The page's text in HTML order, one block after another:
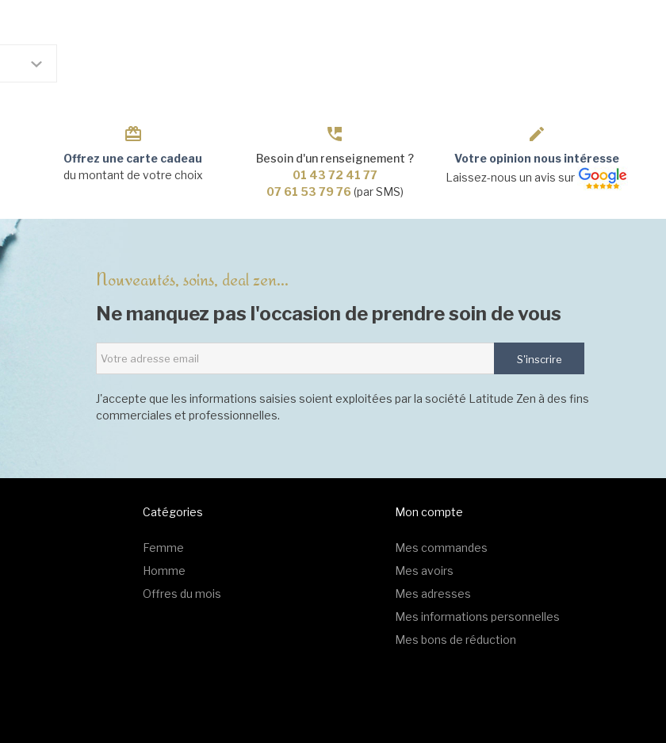
Offrez une carte cadeau
du montant de votre choix
Besoin d'un renseignement ?
01 43 72 41 77
07 61 53 79 76 (par SMS)
Votre opinion nous intéresse
Laissez-nous un avis sur
Nouveautés, soins, deal zen...
Ne manquez pas l'occasion de prendre soin de vous
S'inscrire
J'accepte que les informations saisies soient exploitées par la société Latitude Zen à des fins
commerciales et professionnelles.
Catégories
Femme
Homme
Offres du mois
Mon compte
Mes commandes
Mes avoirs
Mes adresses
Mes informations personnelles
Mes bons de réduction